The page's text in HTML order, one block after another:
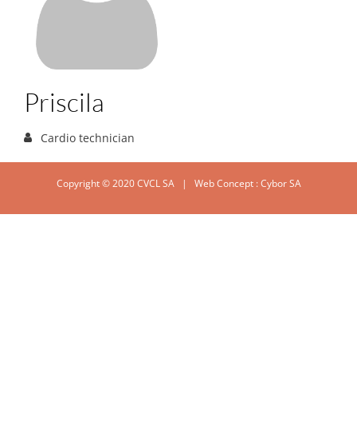
Priscila
Cardio technician
Copyright © 2020 CVCL SA | Web Concept :Cybor SA